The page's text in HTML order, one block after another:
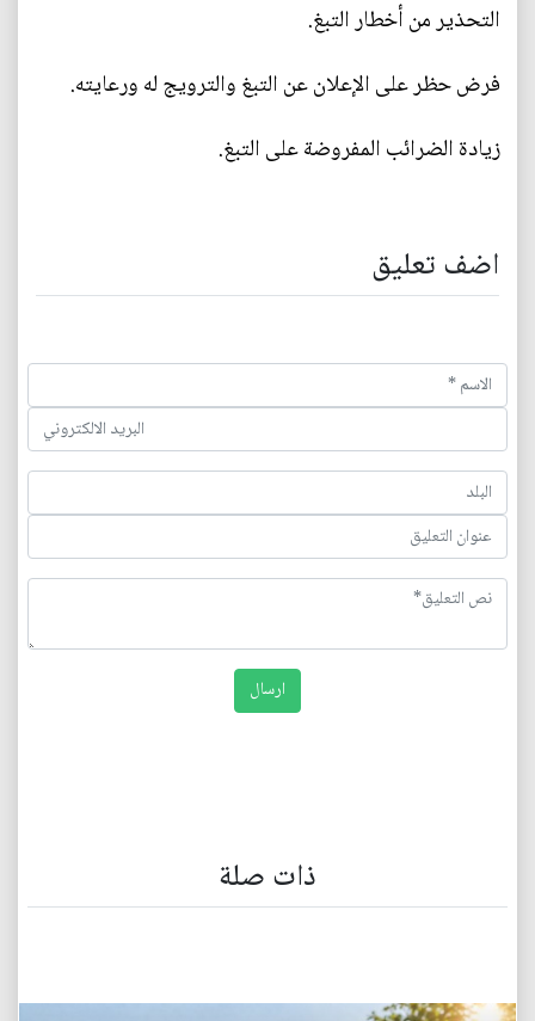
التحذير من أخطار التبغ.
فرض حظر على الإعلان عن التبغ والترويج له ورعايته.
زيادة الضرائب المفروضة على التبغ.
اضف تعليق
ذات صلة